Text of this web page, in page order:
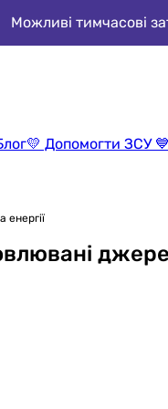
Можливі тимчасові
💛 Допомогти ЗСУ 💙